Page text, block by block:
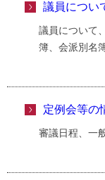
議員につい
議員について
簿、会派別名
定例会等の
審議日程、一